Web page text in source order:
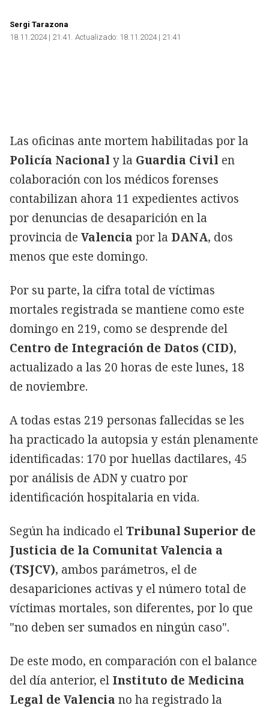
Sergi Tarazona
18.11.2024 | 21:41 Actualizado: 18.11.2024 | 21:41
Las oficinas ante mortem habilitadas por la
Policía Nacional y la Guardia Civil en
colaboración con los médicos forenses
contabilizan ahora 11 expedientes activos
por denuncias de desaparición en la
provincia de Valencia por la DANA, dos
menos que este domingo.
Por su parte, la cifra total de víctimas
mortales registrada se mantiene como este
domingo en 219, como se desprende del
Centro de Integración de Datos (CID),
actualizado a las 20 horas de este lunes, 18
de noviembre.
A todas estas 219 personas fallecidas se les
ha practicado la autopsia y están plenamente
identificadas: 170 por huellas dactilares, 45
por análisis de ADN y cuatro por
identificación hospitalaria en vida.
Según ha indicado elTribunal Superior de
Justicia de la Comunitat Valencia a
(TSJCV), ambos parámetros, el de
desapariciones activas y el número total de
víctimas mortales, son diferentes, por lo que
"no deben ser sumados en ningún caso".
De este modo, en comparación con el balance
del día anterior, el Instituto de Medicina
Legal de Valencia no ha registrado la